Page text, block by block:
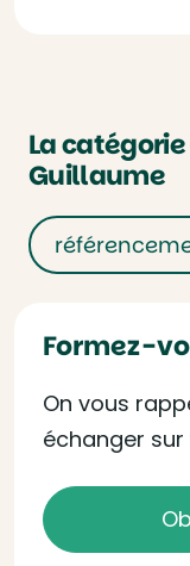
La
Guillaume
Formez-
On vous
échanger